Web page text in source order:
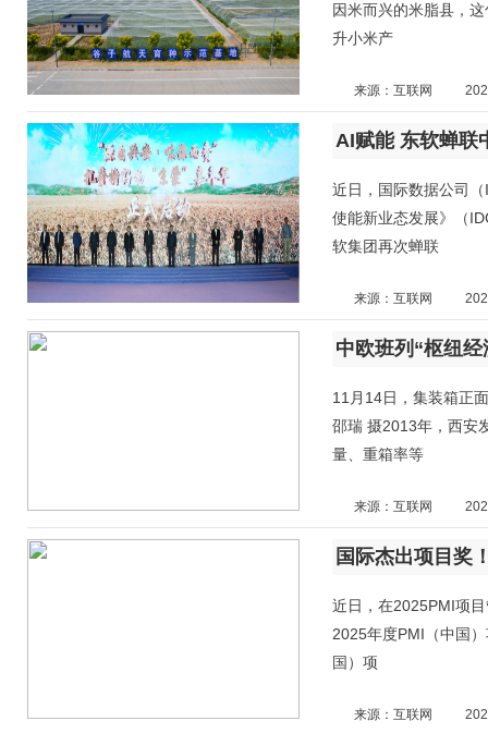
因米而兴的米脂县，
升小米产
来源：互联网
AI赋能 东软蝉联
近日，国际数据公司
使能新业态发展》（
软集团再次蝉联
来源：互联网
中欧班列“枢纽
11月14日，集装箱正
邵瑞 摄2013年，西安
量、重箱率等
来源：互联网
国际杰出项目奖
近日，在2025PMI项
2025年度PMI（中国
国）项
来源：互联网